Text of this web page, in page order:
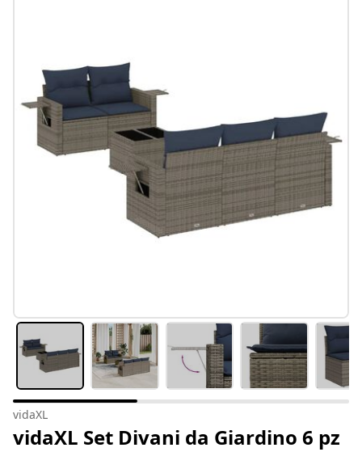
vidaXL
vidaXL Set Divani da Giardino 6 pz